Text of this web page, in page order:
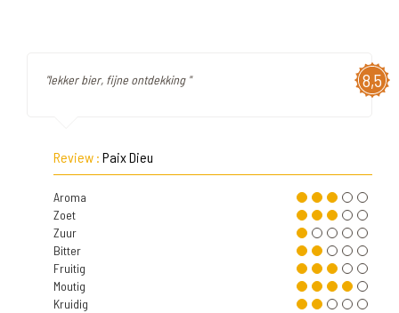
8,5
"lekker bier, fijne ontdekking "
Review : Paix Dieu
Aroma
Zoet
Zuur
Bitter
Fruitig
Moutig
Kruidig